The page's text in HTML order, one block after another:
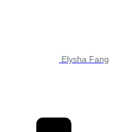
Elysha Fang